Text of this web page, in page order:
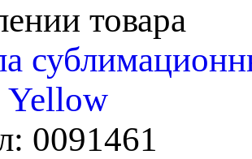
товара
Yellow
0091461